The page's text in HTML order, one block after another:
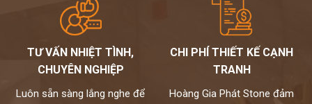
TƯ VẤN NHIỆT TÌNH,
CHUYÊN NGHIỆP
Luôn sẵn sàng lắng nghe để
CHI PHÍ THIẾT KẾ CẠNH
TRANH
Hoàng Gia Phát Stone đảm